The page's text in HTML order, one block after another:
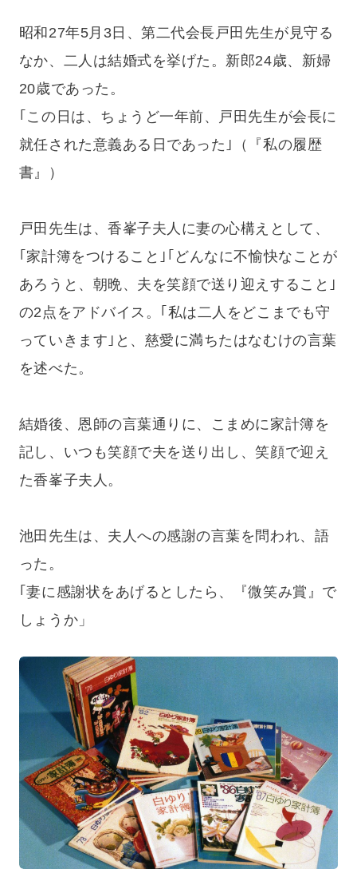
昭和27年5月3日、第二代会長戸田先生が見守る
なか、二人は結婚式を挙げた。新郎24歳、新婦
20歳であった。
｢この日は、ちょうど一年前、戸田先生が会長に
就任された意義ある日であった｣（『私の履歴
書』）
戸田先生は、香峯子夫人に妻の心構えとして、
｢家計簿をつけること｣｢どんなに不愉快なことが
あろうと、朝晩、夫を笑顔で送り迎えすること｣
の2点をアドバイス。｢私は二人をどこまでも守
っていきます｣と、慈愛に満ちたはなむけの言葉
を述べた。
結婚後、恩師の言葉通りに、こまめに家計簿を
記し、いつも笑顔で夫を送り出し、笑顔で迎え
た香峯子夫人。
池田先生は、夫人への感謝の言葉を問われ、語
った。
｢妻に感謝状をあげるとしたら、『微笑み賞』で
しょうか」